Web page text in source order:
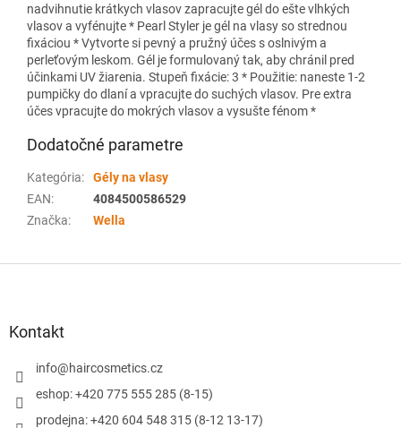
nadvihnutie krátkych vlasov zapracujte gél do ešte vlhkých
vlasov a vyfénujte * Pearl Styler je gél na vlasy so strednou
fixáciou * Vytvorte si pevný a pružný účes s oslnivým a
perleťovým leskom. Gél je formulovaný tak, aby chránil pred
účinkami UV žiarenia. Stupeň fixácie: 3 * Použitie: naneste 1-2
pumpičky do dlaní a vpracujte do suchých vlasov. Pre extra
účes vpracujte do mokrých vlasov a vysušte fénom *
Dodatočné parametre
Kategória:
Gély na vlasy
EAN:
4084500586529
Značka: Wella
Kontakt
info@haircosmetics.cz
eshop: +420 775 555 285 (8-15)
prodejna: +420 604 548 315 (8-12 13-17)